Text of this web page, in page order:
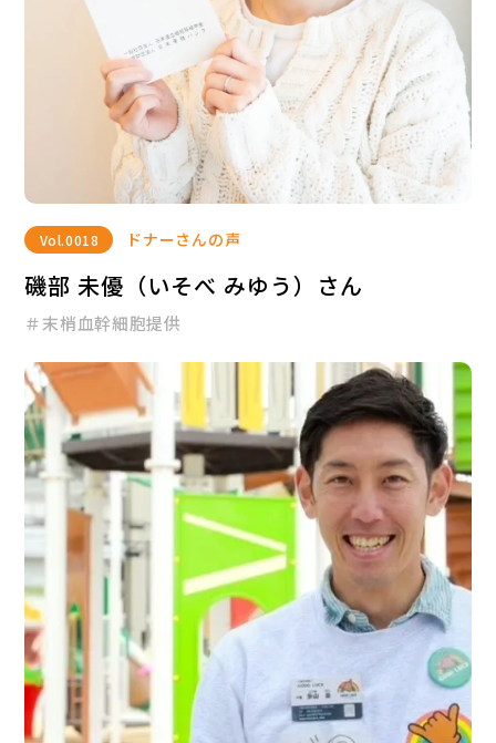
Vol.0018 ドナーさんの声
磯部 未優（いそべ みゆう）さん
＃末梢血幹細胞提供